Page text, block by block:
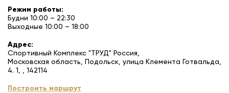
Режим работы:
Будни 10:00 – 22:30
Выходные 10:00 – 18:00
Адрес:
Спортивный Комплекс "ТРУД" Россия,
Московская область, Подольск, улица Клемента Готвальда,
4. 1, , 142114
Построить маршрут